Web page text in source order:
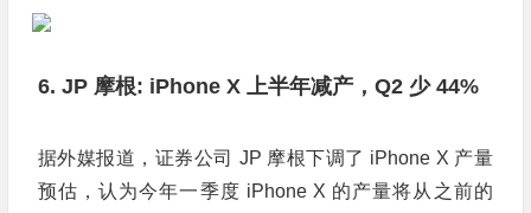
6. JP 摩根: iPhone X 上半年减产，Q2 少 44%
据外媒报道，证券公司 JP 摩根下调了 iPhone X 产量
预估，认为今年一季度 iPhone X 的产量将从之前的